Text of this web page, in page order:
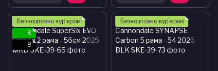
Безкоштовно кур'єром
8
8
Безкоштовно кур'єром